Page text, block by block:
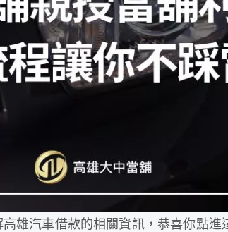
雄汽車借款的相關資訊，恭喜你點